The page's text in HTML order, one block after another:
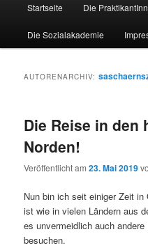
Startseite Die
Die Sozialakademie
AUTORENARCHIV:
Die Reise in den
Norden!
Veröffentlicht am23. Mai 2019
Nun bin ich seit einiger Zeit
ist wie in vielen Ländern aus
es unvermeidlich auch
besuchen.